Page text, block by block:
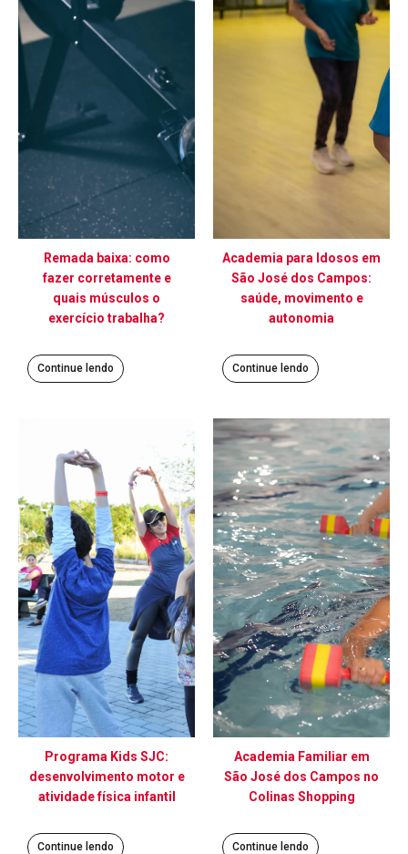
Remada baixa: como
fazer corretamente e
quais músculos o
exercício trabalha?
Continue lendo
Academia para Idosos em
São José dos Campos:
saúde, movimento e
autonomia
Continue lendo
Programa Kids SJC:
desenvolvimento motor e
atividade física infantil
Continue lendo
Academia Familiar em
São José dos Campos no
Colinas Shopping
Continue lendo